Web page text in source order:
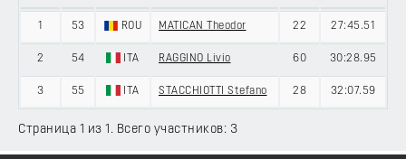
1 53 ROU MATICAN Theodor 22 27:45.51
2 54 ITA RAGGINO Livio 60 30:28.95
3 55 ITA STACCHIOTTI Stefano 28 32:07.59
Страница 1 из 1. Всего участников: 3